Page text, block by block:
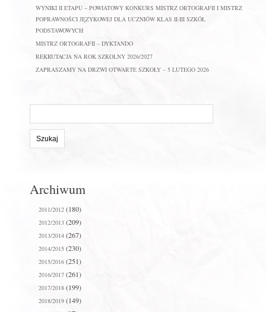
WYNIKI II ETAPU – POWIATOWY KONKURS MISTRZ ORTOGRAFII I MISTRZ
POPRAWNOŚCI JĘZYKOWEJ DLA UCZNIÓW KLAS II-III SZKÓŁ
PODSTAWOWYCH
MISTRZ ORTOGRAFII – DYKTANDO
REKRUTACJA NA ROK SZKOLNY 2026/2027
ZAPRASZAMY NA DRZWI OTWARTE SZKOŁY – 5 LUTEGO 2026
stronie:
Archiwum
2011/2012(180)
2012/2013(209)
2013/2014(267)
2014/2015(230)
2015/2016(251)
2016/2017(261)
2017/2018(199)
2018/2019(149)